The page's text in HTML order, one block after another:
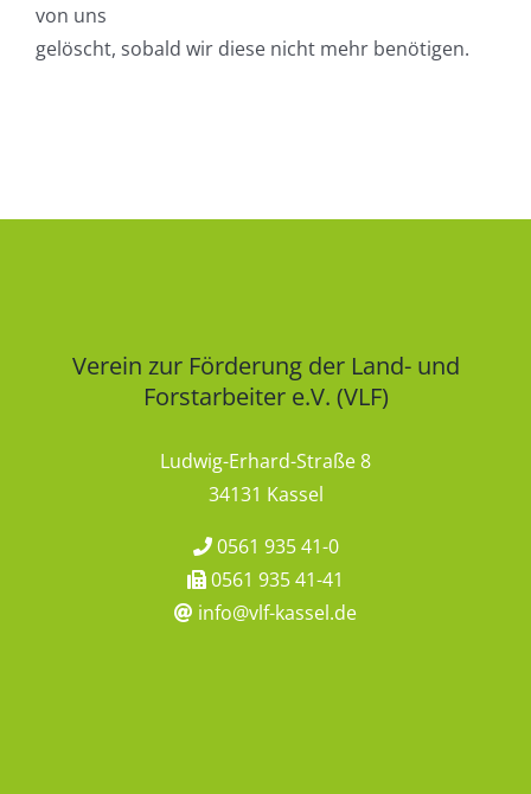
von uns
gelöscht, sobald wir diese nicht mehr benötigen.
Verein zur Förderung der Land- und
Forstarbeiter e.V. (VLF)
Ludwig-Erhard-Straße 8
34131 Kassel
0561 935 41-0
0561 935 41-41
info@vlf-kassel.de